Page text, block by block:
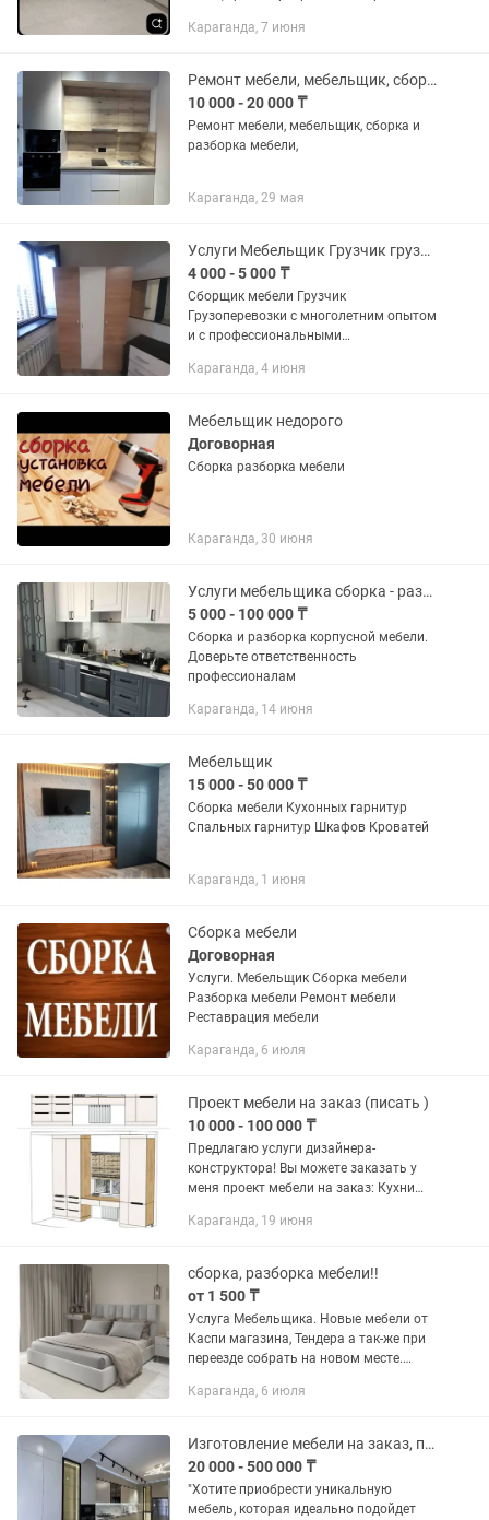
Караганда, 7 июня
Ремонт мебели, мебельщик, сборка и разборка мебели, переезд
10 000 - 20 000 ₸
Ремонт мебели, мебельщик, сборка и
разборка мебели,
Караганда, 29 мая
Услуги Мебельщик Грузчик грузоперевозки 24/7
4 000 - 5 000 ₸
Сборщик мебели Грузчик
Грузоперевозки с многолетним опытом
и с профессиональными
область Сборка мебели: •кухни •
•мебель с...
Караганда, 4 июня
Мебельщик недорого
Договорная
Сборка разборка мебели
Караганда, 30 июня
Услуги мебельщика сборка - разборка
5 000 - 100 000 ₸
Сборка и разборка корпусной мебели.
Доверьте ответственность
профессионалам
Караганда, 14 июня
Мебельщик
15 000 - 50 000 ₸
Сборка мебели Кухонных гарнитур
Спальных гарнитур Шкафов Кроватей
Караганда, 1 июня
Сборка мебели
Договорная
Услуги. Мебельщик Сборка мебели
Разборка мебели Ремонт мебели
Реставрация мебели
Караганда, 6 июля
Проект мебели на заказ (писать )
10 000 - 100 000 ₸
Предлагаю услуги дизайнера-
конструктора! Вы можете заказать у
меня проект мебели на заказ: Кухни
предлагаю разработку отдельных
Караганда, 19 июня
сборка, разборка мебели!!
от 1 500 ₸
Услуга Мебельщика. Новые мебели от
Каспи магазина, Тендера а так-же при
переезде собрать на новом месте.
пишите Обращайтесь.
Караганда, 6 июля
Изготовление мебели на заказ, по индивидуальному проекту
20 000 - 500 000 ₸
"Хотите приобрести уникальную
мебель, которая идеально подойдет